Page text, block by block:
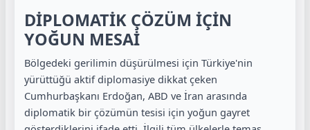
DİPLOMATİK ÇÖZÜM İÇİN
YOĞUN MESAİ
Bölgedeki gerilimin düşürülmesi için Türkiye'nin
yürüttüğü aktif diplomasiye dikkat çeken
Cumhurbaşkanı Erdoğan, ABD ve İran arasında
diplomatik bir çözümün tesisi için yoğun gayret